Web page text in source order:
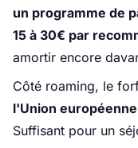
un programme de
15 à 30€ par
amortir encore
Côté roaming, le
l'Union
Suffisant pour un